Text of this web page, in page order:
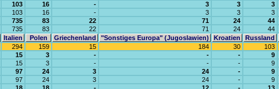
103 16 - 3 3 3
103 16 - 3 3 3
735 83 22 71 24 44
735 83 22 71 24 44
Italien Polen Griechenland "Sonstiges Europa" (Jugoslawien) Kroatien Russland
294 159 15 184 30 103
15 3 - - - 9
15 3 - - - 9
97 24 3 24 - 9
97 24 3 24 - 9